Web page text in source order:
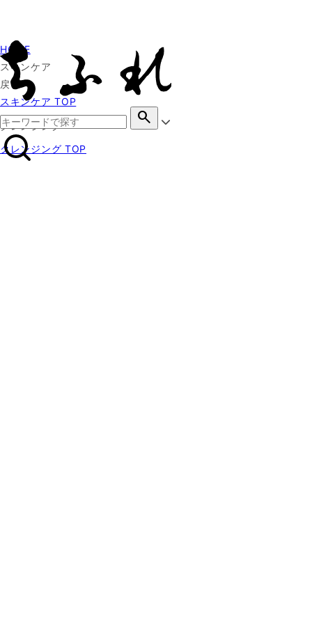
search
HOME
スキンケア
戻る
スキンケア TOP
クレンジング
クレンジング TOP